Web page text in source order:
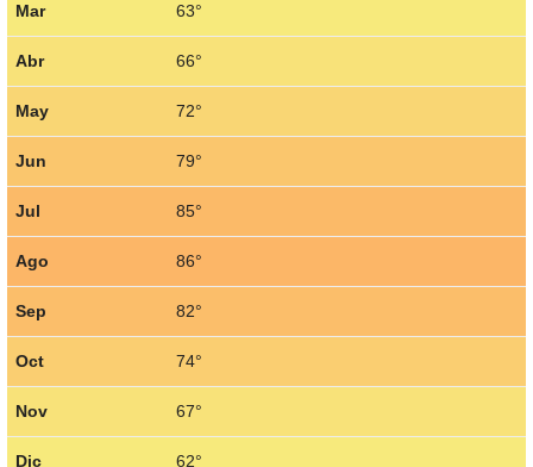
Mar 63°
Abr 66°
May 72°
Jun 79°
Jul 85°
Ago 86°
Sep 82°
Oct 74°
Nov 67°
Dic 62°